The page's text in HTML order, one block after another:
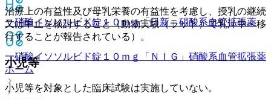
一硝酸イソソルビド錠１０ｍｇ「日新」硝酸系血管拡張薬
一硝酸イソソルビド錠１０ｍｇ「ＮＩＧ」 硝酸系血管拡張薬
ホーム
治療上の有益性及び母乳栄養の有益性を考慮し、授乳の継続
又は中止を検討すること（動物実験（ラット）で乳汁中へ移
行することが報告されている）。
小児等
小児等を対象とした臨床試験は実施していない。